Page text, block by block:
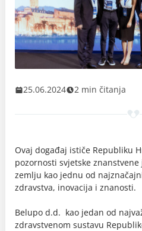
25.06.2024 2 min čitanja
Ovaj događaj ističe Republiku
pozornosti svjetske
zemlju kao jednu od
zdravstva, inovacija i znanosti.
Belupo d.d. kao jedan od
zdravstvenom sustavu